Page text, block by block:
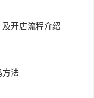
及开店流程介绍
方法